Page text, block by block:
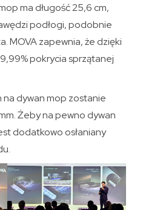
ma długość 25,6 cm,
podłogi, podobnie
MOVA zapewnia, że dzięki
pokrycia sprzątanej
dywan mop zostanie
Żeby na pewno dywan
dodatkowo osłaniany